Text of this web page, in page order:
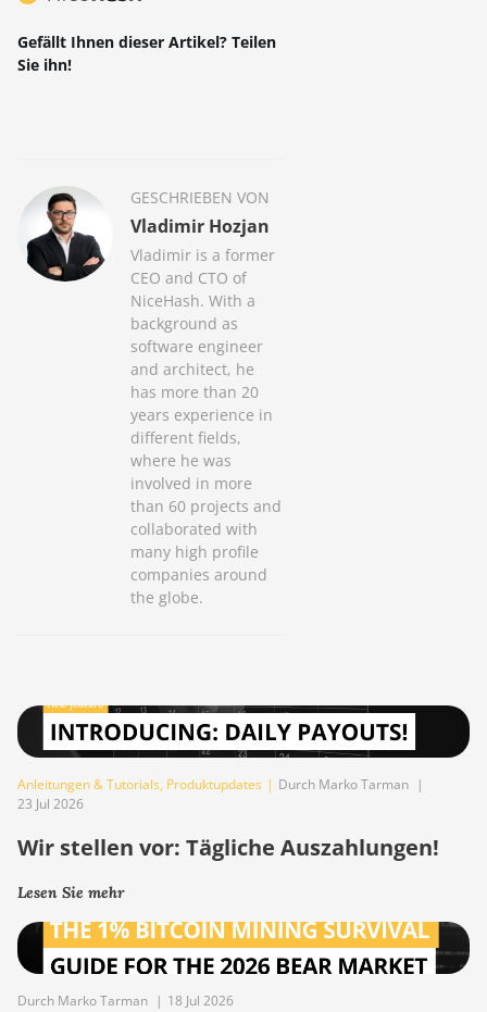
Gefällt Ihnen dieser Artikel? Teilen
Sie ihn!
GESCHRIEBEN VON
Vladimir Hozjan
Vladimir is a former
CEO and CTO of
NiceHash. With a
background as
software engineer
and architect, he
has more than 20
years experience in
different fields,
where he was
involved in more
than 60 projects and
collaborated with
many high profile
companies around
the globe.
Anleitungen & Tutorials, Produktupdates | Durch Marko Tarman |
23 Jul 2026
Wir stellen vor: Tägliche Auszahlungen!
Lesen Sie mehr
Durch Marko Tarman | 18 Jul 2026